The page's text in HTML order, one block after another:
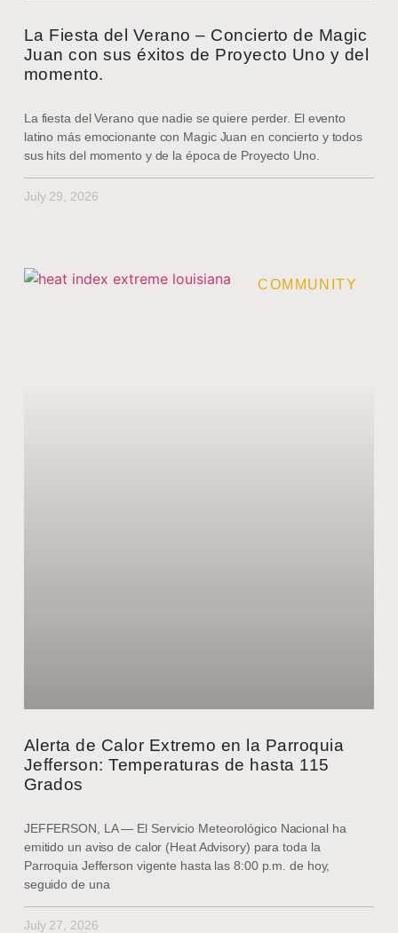
La Fiesta del Verano – Concierto de Magic
Juan con sus éxitos de Proyecto Uno y del
momento.
La fiesta del Verano que nadie se quiere perder. El evento
latino más emocionante con Magic Juan en concierto y todos
sus hits del momento y de la época de Proyecto Uno.
July 29, 2026
COMMUNITY
Alerta de Calor Extremo en la Parroquia
Jefferson: Temperaturas de hasta 115
Grados
JEFFERSON, LA — El Servicio Meteorológico Nacional ha
emitido un aviso de calor (Heat Advisory) para toda la
Parroquia Jefferson vigente hasta las 8:00 p.m. de hoy,
seguido de una
July 27, 2026